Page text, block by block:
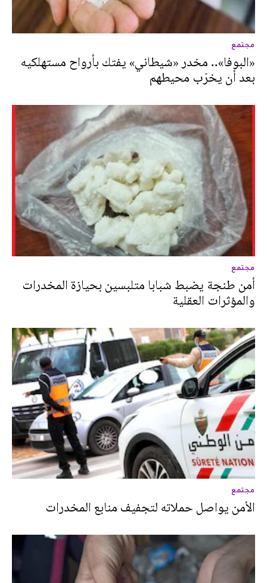
مجتمع
«البوفا».. مخدر «شيطاني» يفتك بأرواح مستهلكيه
بعد أن يخرّب محيطهم
مجتمع
أمن طنجة يضبط شبابا متلبسين بحيازة المخدرات
والمؤثرات العقلية
مجتمع
الأمن يواصل حملاته لتجفيف منابع المخدرات